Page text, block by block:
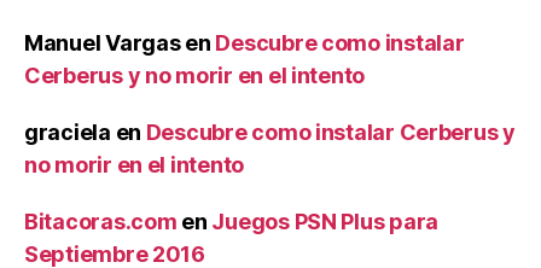
Manuel Vargasen Descubre como instalar
Cerberus y no morir en el intento
graciela en Descubre como instalar Cerberus y
no morir en el intento
Bitacoras.com en Juegos PSN Plus para
Septiembre 2016